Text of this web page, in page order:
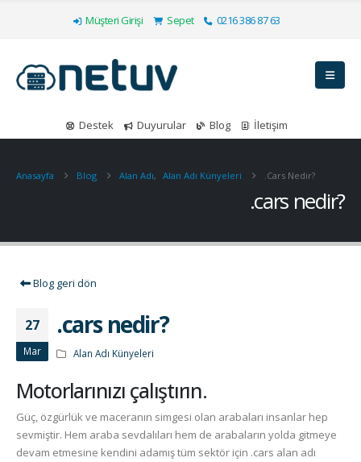
Müşteri Girişi Sepet 0216 386 87 63
Destek Duyurular Blog İletişim
Anasayfa Blog Alan Adı, Alan Adı Künyeleri .cars Nedir?
.cars nedir?
Blog geri dön
27
Mar
.cars nedir?
Alan Adı Künyeleri
Motorlarınızı çalıştırın.
Güç, özgürlük ve maceranın simgesi olan arabaları insanlar hep
sevmiştir. Hem araba sevdalıları hem de arabaların yolda gitmeye
devam etmesine kendini adamış tüm sektör için .cars alan adı